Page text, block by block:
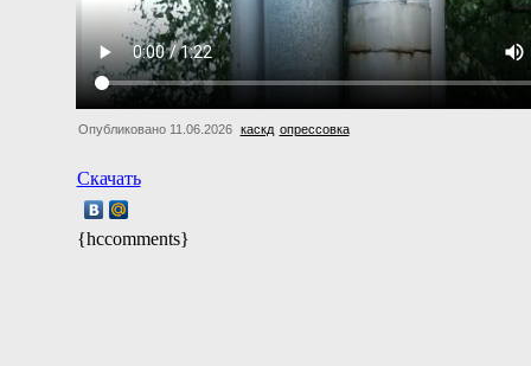
Опубликовано 11.06.2026 каскд опрессовка
Скачать
{hccomments}